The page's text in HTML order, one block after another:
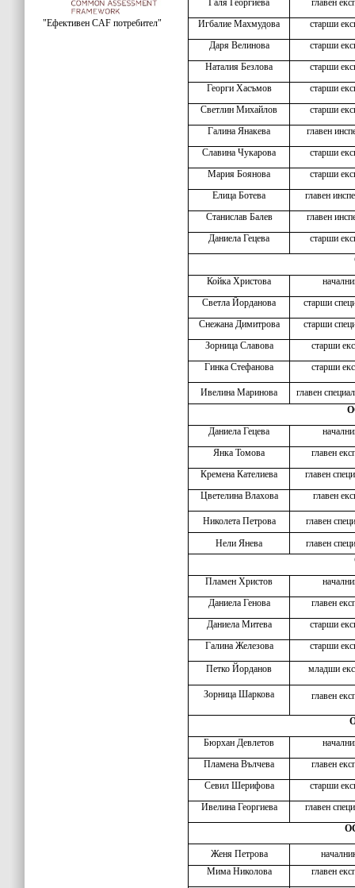
"Ефективен CAF потребител"
Галя Георгиева
главен
Игбалие Махмудова
старши
Даря Велинова
старши
Наталия Безлова
старши
Георги Хасъмов
старши
Светлин Михайлов
старши
Галина Янакева
главен
Славина Чукарова
старши
Мария Боянова
старши
Елица Ботева
главен
Станислав Балев
главен
Даниела Гецева
старши
Койка Христова
Светла Йорданова
старши
Снежана Димитрова
старши
Зорница Славова
старши
Гинка Стефанова
старши
Ивелина Маринова
главен
Даниела Гецева
Янка Томова
главен
Кремена Кателиева
главен
Цветелина Влахова
главен
Николета Петрова
главен
Нели Янева
главен
Пламен Христов
Даниела Генова
главен
Даниела Митева
старши
Галина Железова
старши
Петко Йорданов младши
Зорница Шаркова главен
Бюрхан Девлетов
Пламена Вълчева
главен
Севил Шерифова
старши
Ивелина Георгиева
главен
Женя Петрова
Мима Николова
главен